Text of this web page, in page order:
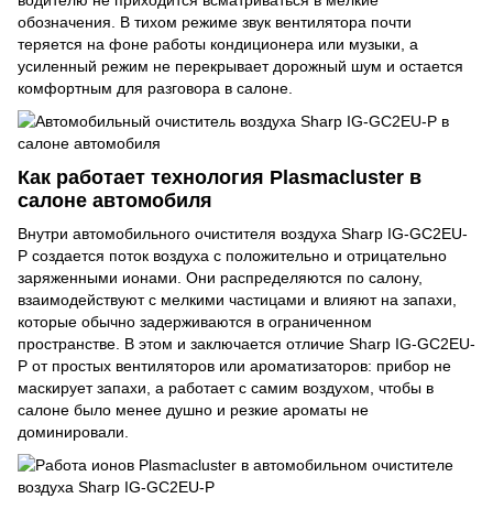
обозначения. В тихом режиме звук вентилятора почти
теряется на фоне работы кондиционера или музыки, а
усиленный режим не перекрывает дорожный шум и остается
комфортным для разговора в салоне.
Как работает технология Plasmacluster в
салоне автомобиля
Внутри автомобильного очистителя воздуха Sharp IG-GC2EU-
P создается поток воздуха с положительно и отрицательно
заряженными ионами. Они распределяются по салону,
взаимодействуют с мелкими частицами и влияют на запахи,
которые обычно задерживаются в ограниченном
пространстве. В этом и заключается отличие Sharp IG-GC2EU-
P от простых вентиляторов или ароматизаторов: прибор не
маскирует запахи, а работает с самим воздухом, чтобы в
салоне было менее душно и резкие ароматы не
доминировали.